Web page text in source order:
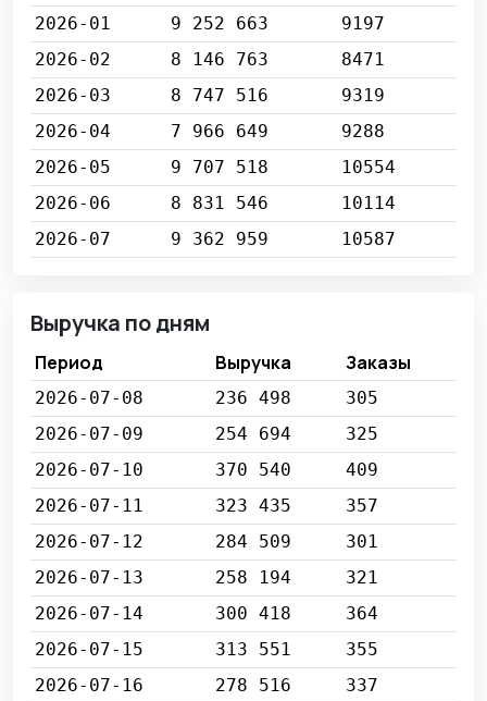
2026-01
9 252 663
9197
2026-02
8 146 763
8471
2026-03
8 747 516
9319
2026-04
7 966 649
9288
2026-05
9 707 518
10554
2026-06
8 831 546
10114
2026-07
9 362 959 10587
Выручка по дням
Период Выручка Заказы
2026-07-08 236 498
305
2026-07-09
254 694
325
2026-07-10
370 540
409
2026-07-11
323 435
357
2026-07-12
284 509
301
2026-07-13
258 194
321
2026-07-14
300 418
364
2026-07-15
313 551
355
2026-07-16
278 516
337